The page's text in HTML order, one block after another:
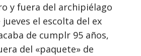
y fuera del archipiélago
el escolta del ex
de cumplr 95 años,
del «paquete» de